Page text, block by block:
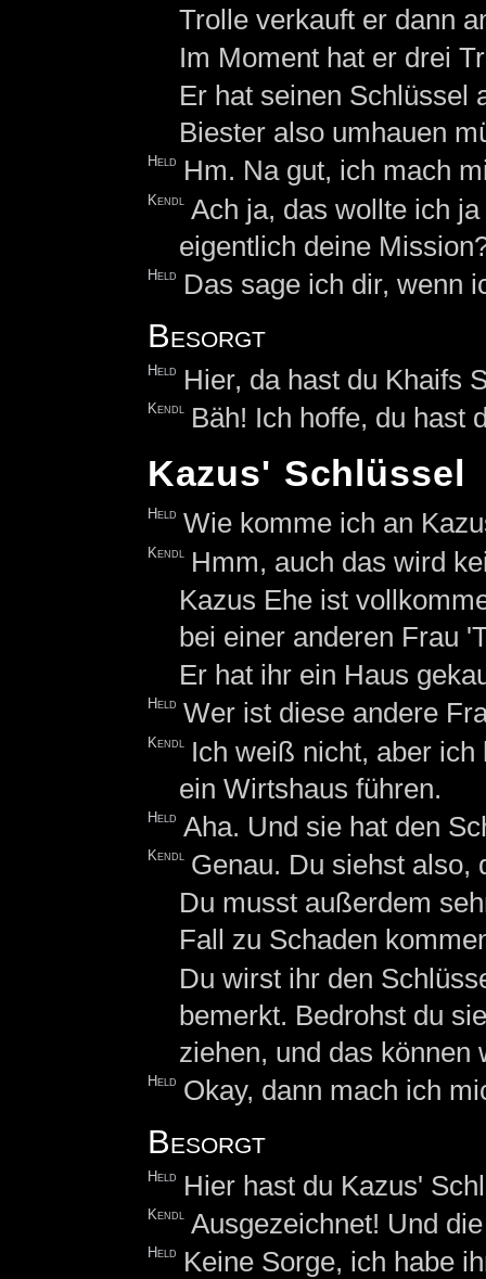
Trolle verkauft er dann
Im Moment hat er drei
Er hat seinen Schlüssel
Biester also umhauen
Held Hm. Na gut, ich mach
Kendl
Ach ja, das wollte ich
eigentlich deine
Held Das sage ich dir, wenn
Besorgt
Held Hier, da hast du Khaifs
Kendl Bäh! Ich hoffe, du hast
Kazus' Schlüssel
Held Wie komme ich an
Kendl
Hmm, auch das wird
Kazus Ehe ist
bei einer anderen Frau
Er hat ihr ein Haus
Held Wer ist diese andere
Kendl
Ich weiß nicht, aber
ein Wirtshaus führen.
Held Aha. Und sie hat den
Kendl Genau. Du siehst also,
Du musst außerdem
Fall zu Schaden
Du wirst ihr den
bemerkt. Bedrohst du
ziehen, und das können
Held Okay, dann mach ich
Besorgt
Held Hier hast du Kazus'
Kendl Ausgezeichnet! Und
Held
Keine Sorge, ich habe